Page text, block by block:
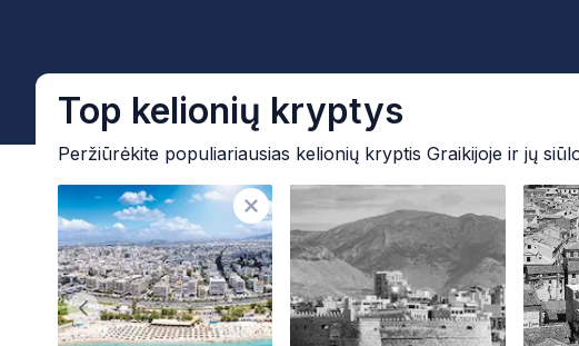
Top kelionių kryptys
Peržiūrėkite populiariausias kelionių kryptis Graikijoje ir jų